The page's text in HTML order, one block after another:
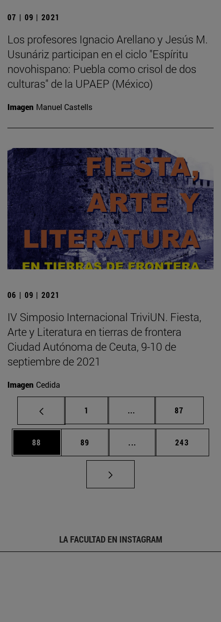
07 | 09 | 2021
Los profesores Ignacio Arellano y Jesús M.
Usunáriz participan en el ciclo "Espíritu
novohispano: Puebla como crisol de dos
culturas" de la UPAEP (México)
Imagen Manuel Castells
06 | 09 | 2021
IV Simposio Internacional TriviUN. Fiesta,
Arte y Literatura en tierras de frontera
Ciudad Autónoma de Ceuta, 9-10 de
septiembre de 2021
Imagen Cedida
Página
1 ... Páginas intermedias
Página
87
Página
88 Página
89 ... Páginas intermedias
Página
243
LA FACULTAD EN INSTAGRAM